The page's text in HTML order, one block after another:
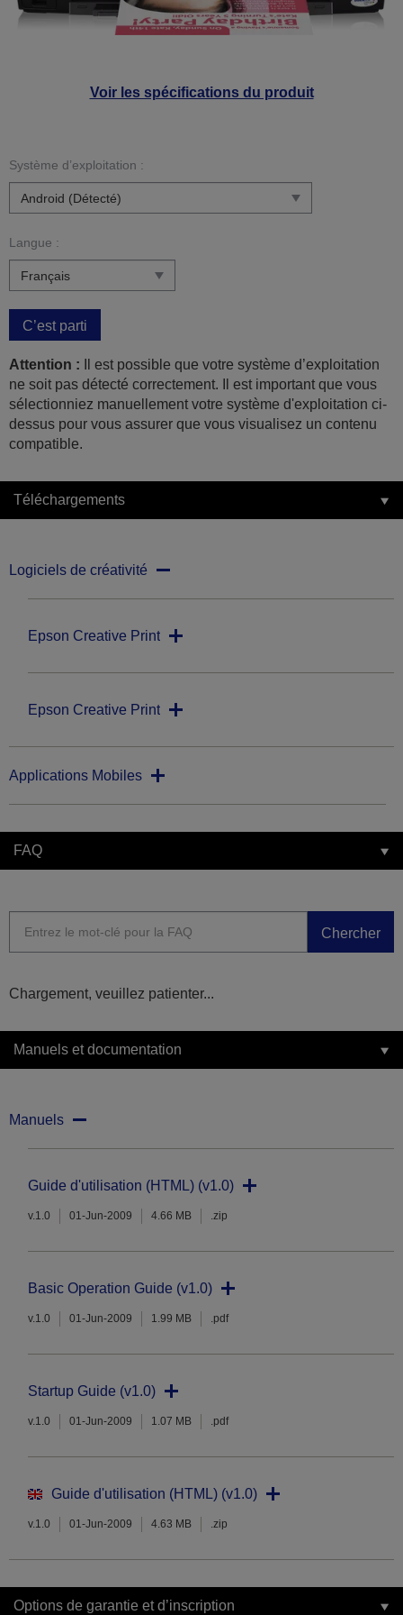
Voir les spécifications du produit
Système d’exploitation :
Langue :
C’est parti
Attention : Il est possible que votre système d’exploitation
ne soit pas détecté correctement. Il est important que vous
sélectionniez manuellement votre système d'exploitation ci-
dessus pour vous assurer que vous visualisez un contenu
compatible.
Téléchargements
Logiciels de créativité
Epson Creative Print
Epson Creative Print
Applications Mobiles
FAQ
Chercher
Chargement, veuillez patienter...
Manuels et documentation
Manuels
Guide d'utilisation (HTML) (v1.0)
v.1.0 01-Jun-2009 4.66 MB .zip
Basic Operation Guide (v1.0)
v.1.0 01-Jun-2009 1.99 MB .pdf
Startup Guide (v1.0)
v.1.0 01-Jun-2009 1.07 MB .pdf
Guide d'utilisation (HTML) (v1.0)
v.1.0 01-Jun-2009 4.63 MB .zip
Options de garantie et d’inscription